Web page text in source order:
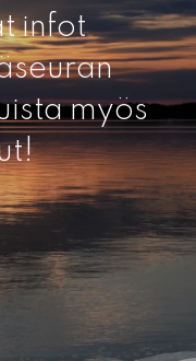
infot
myös
!